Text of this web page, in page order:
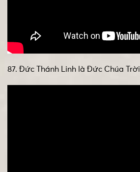
87. Đức Thánh Linh là Đức Chúa Trời